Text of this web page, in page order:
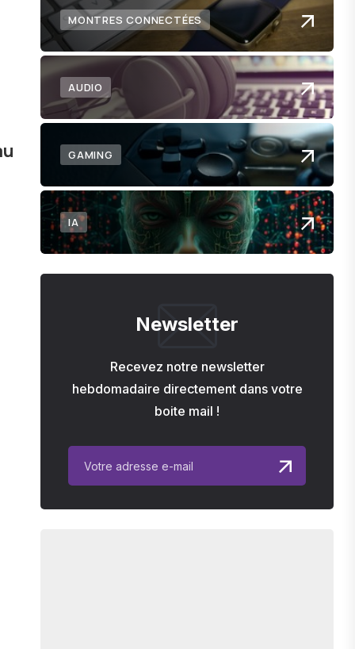
MONTRES CONNECTÉES
AUDIO
GAMING
IA
Newsletter
Recevez notre newsletter
hebdomadaire directement dans votre
boite mail !